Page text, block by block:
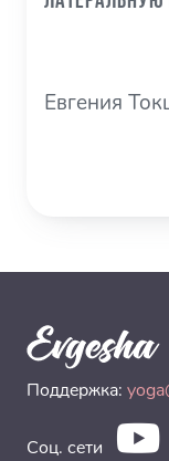
Евгения
Поддержка:
Соц. сети